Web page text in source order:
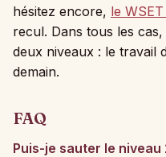
hésitez encore, le
recul. Dans tous les
deux niveaux : le travail
demain.
FAQ
Puis-je sauter le